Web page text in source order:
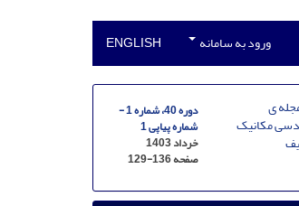
ورود به سامانه ENGLISH
دوره 40، شماره 1 -
شماره پیاپی 1
خرداد 1403
صفحه129-136